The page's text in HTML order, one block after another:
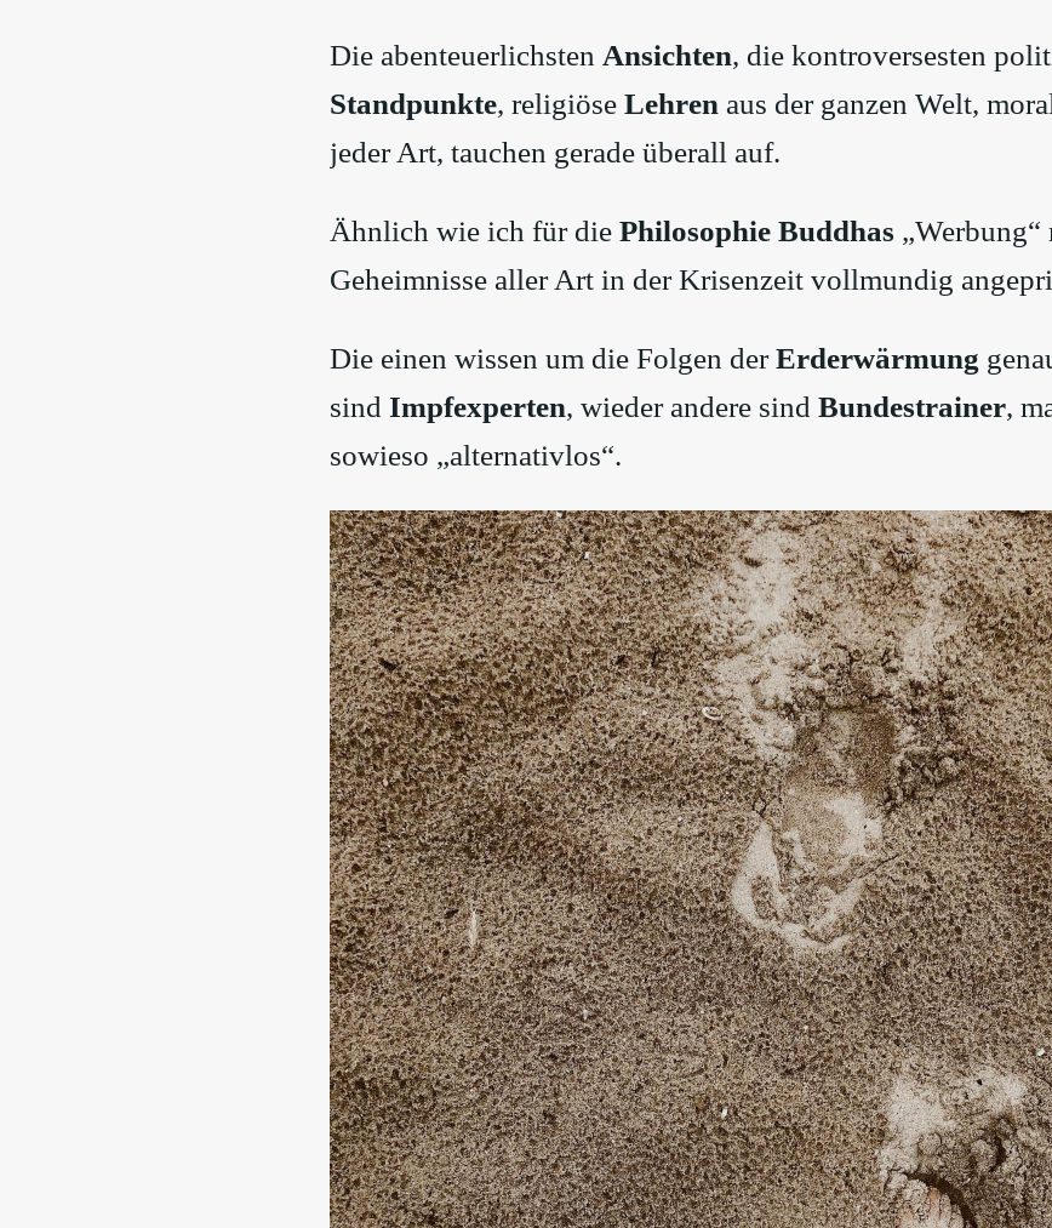
Die abenteuerlichsten Ansichten, die kontroversesten
Standpunkte, religiöse Lehren aus der ganzen Welt,
jeder Art, tauchen gerade überall auf.
Ähnlich wie ich für die Philosophie Buddhas „Werbung“
Geheimnisse aller Art in der Krisenzeit vollmundig
Die einen wissen um die Folgen derErderwärmung
sind Impfexperten, wieder andere sind Bundestrainer,
sowieso „alternativlos“.